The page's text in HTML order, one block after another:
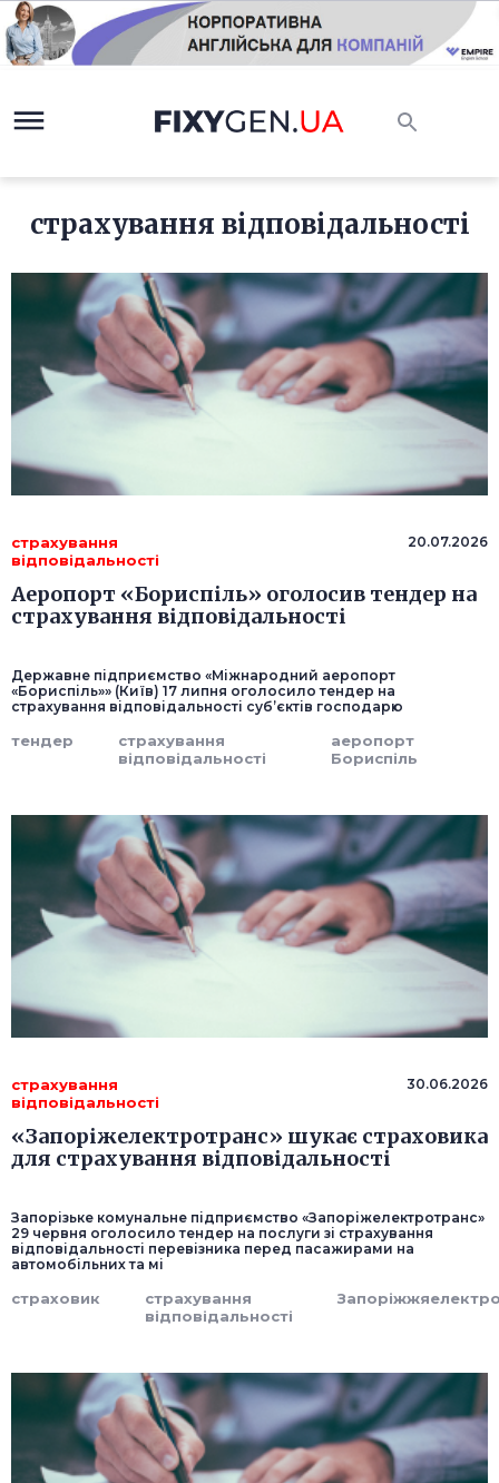
страхування відповідальності
страхування
відповідальності
20.07.2026
Аеропорт «Бориспіль» оголосив тендер на
страхування відповідальності
Державне підприємство «Міжнародний аеропорт
«Бориспіль»» (Київ) 17 липня оголосило тендер на
страхування відповідальності суб’єктів господарю
тендер
страхування
відповідальності
аеропорт
Бориспіль
страхування
відповідальності
30.06.2026
«Запоріжелектротранс» шукає страховика
для страхування відповідальності
Запорізьке комунальне підприємство «Запоріжелектротранс»
29 червня оголосило тендер на послуги зі страхування
відповідальності перевізника перед пасажирами на
автомобільних та мі
страховик
страхування
відповідальності